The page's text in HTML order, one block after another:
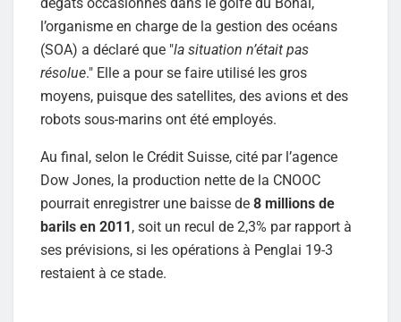
l’organisme en charge de la gestion des océans
(SOA) a déclaré que "la situation n’était pas
résolue." Elle a pour se faire utilisé les gros
moyens, puisque des satellites, des avions et des
robots sous-marins ont été employés.
Au final, selon le Crédit Suisse, cité par l’agence
Dow Jones, la production nette de la CNOOC
pourrait enregistrer une baisse de 8 millions de
barils en 2011, soit un recul de 2,3% par rapport à
ses prévisions, si les opérations à Penglai 19-3
restaient à ce stade.